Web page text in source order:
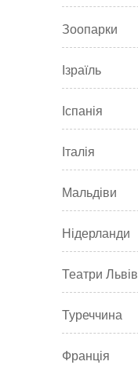
Зоопарки
Ізраїль
Іспанія
Італія
Мальдіви
Нідерланди
Театри Львів
Туреччина
Франція